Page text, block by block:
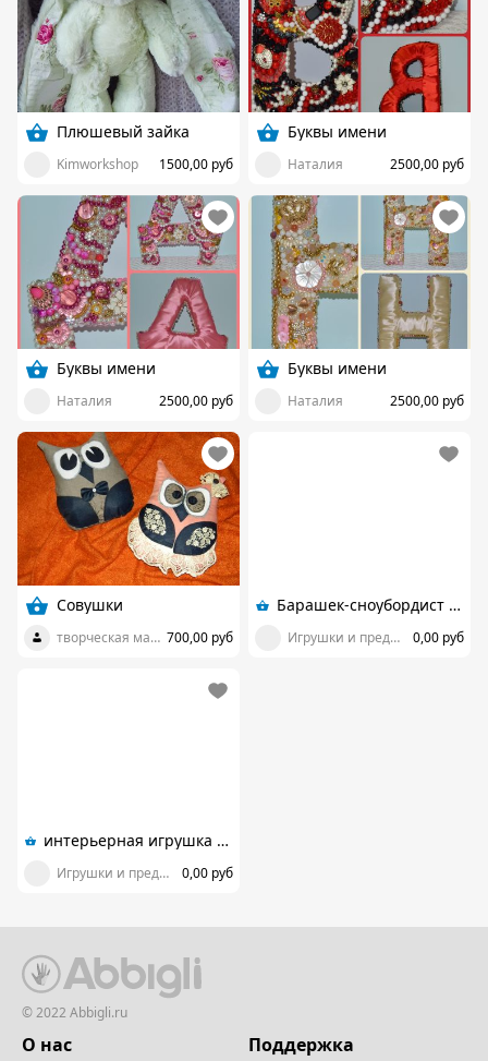
Плюшевый зайка
Kimworkshop 1500,00 руб
Буквы имени
Наталия 2500,00 руб
Буквы имени
Наталия 2500,00 руб
Буквы имени
Наталия 2500,00 руб
Совушки
творческая мастерская Юлии КИКУ 700,00 руб
Барашек-сноубордист и Дракоша Совесть
Игрушки и предметы интерьера от Cotiko 0,00 руб
интерьерная игрушка "денежный змей" из ткани
Игрушки и предметы интерьера от Cotiko 0,00 руб
© 2022 Abbigli.ru
О нас Поддержка